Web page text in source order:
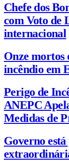
Chefe dos
com Voto de
internacional
Onze mortos
incêndio em
Perigo de
ANEPC
Medidas de
Governo